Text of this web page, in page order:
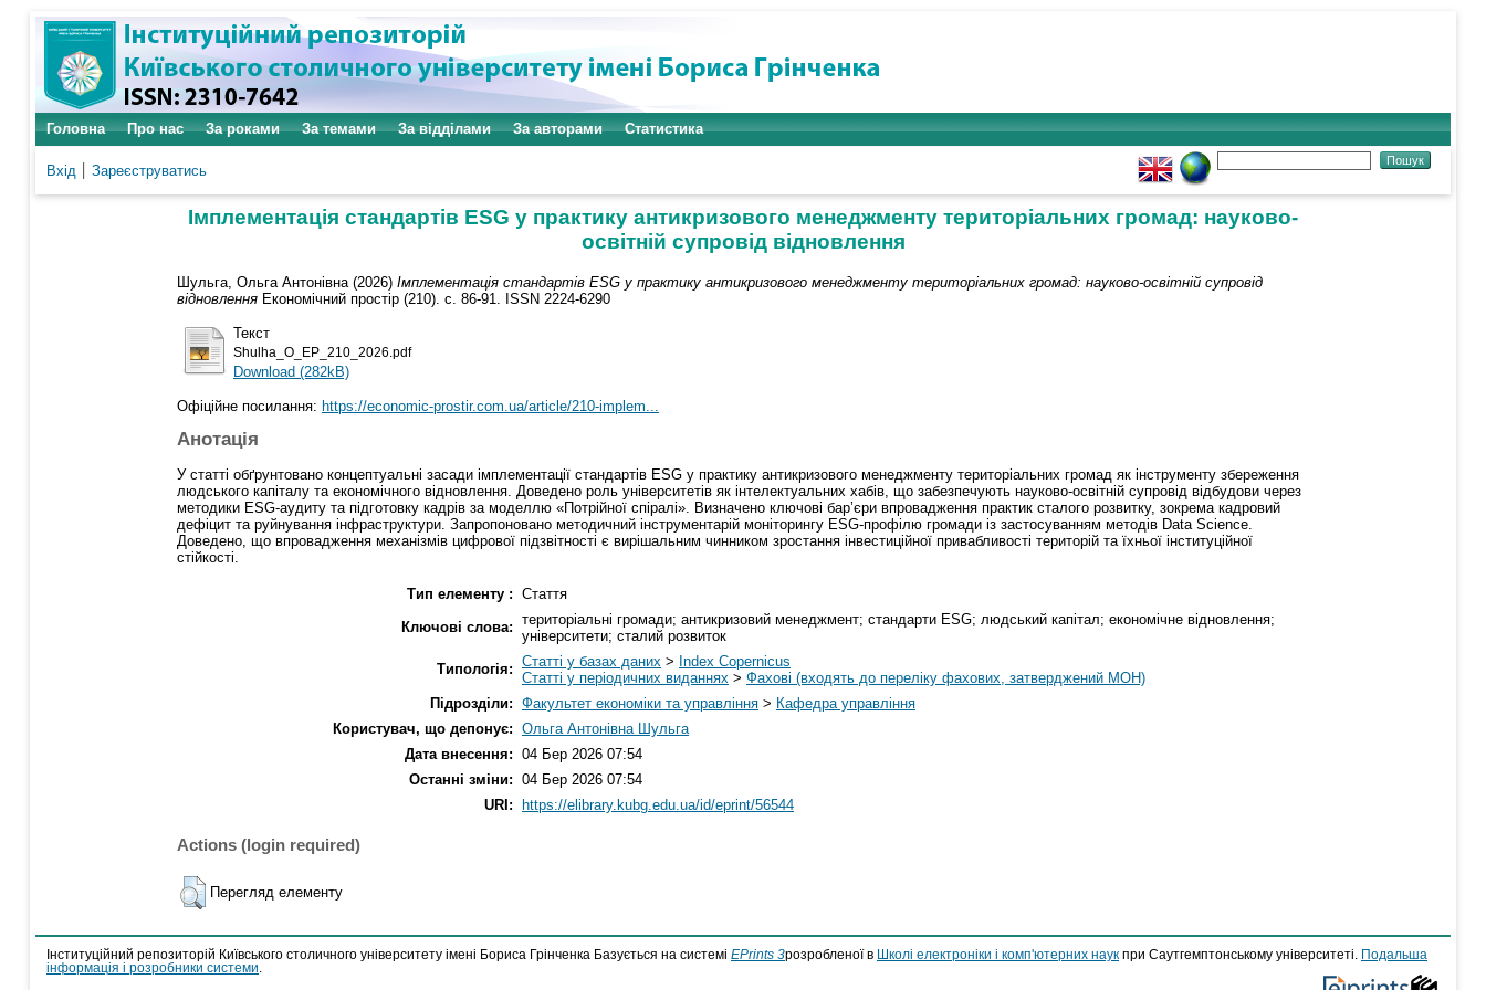
Головна Про нас За роками За темами За відділами За авторами Статистика
Вхід Зареєструватись
Імплементація стандартів ESG у практику антикризового менеджменту територіальних громад: науково-
освітній супровід відновлення
Шульга, Ольга Антонівна (2026) Імплементація стандартів ESG у практику антикризового менеджменту територіальних громад: науково-освітній супровід
відновлення Економічний простір (210). с. 86-91. ISSN 2224-6290
Текст
Shulha_O_EP_210_2026.pdf
Download (282kB)
Офіційне посилання: https://economic-prostir.com.ua/article/210-implem...
Анотація
У статті обґрунтовано концептуальні засади імплементації стандартів ESG у практику антикризового менеджменту територіальних громад як інструменту збереження
людського капіталу та економічного відновлення. Доведено роль університетів як інтелектуальних хабів, що забезпечують науково-освітній супровід відбудови через
методики ESG-аудиту та підготовку кадрів за моделлю «Потрійної спіралі». Визначено ключові бар’єри впровадження практик сталого розвитку, зокрема кадровий
дефіцит та руйнування інфраструктури. Запропоновано методичний інструментарій моніторингу ESG-профілю громади із застосуванням методів Data Science.
Доведено, що впровадження механізмів цифрової підзвітності є вирішальним чинником зростання інвестиційної привабливості територій та їхньої інституційної
стійкості.
Тип елементу : Стаття
Ключові слова: територіальні громади; антикризовий менеджмент; стандарти ESG; людський капітал; економічне відновлення;
університети; сталий розвиток
Типологія: Статті у базах даних > Index Copernicus
Статті у періодичних виданнях > Фахові (входять до переліку фахових, затверджений МОН)
Підрозділи: Факультет економіки та управління > Кафедра управління
Користувач, що депонує: Ольга Антонівна Шульга
Дата внесення: 04 Бер 2026 07:54
Останні зміни: 04 Бер 2026 07:54
URI:
https://elibrary.kubg.edu.ua/id/eprint/56544
Actions (login required)
Перегляд елементу
Інституційний репозиторій Київського столичного університету імені Бориса Грінченка Базується на системі EPrints 3розробленої в Школі електроніки і комп'ютерних наук при Саутгемптонському університеті.
Подальша
інформація і розробники системи